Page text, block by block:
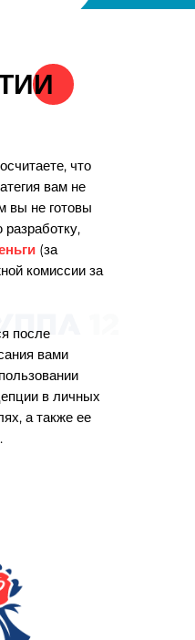
что
вам не
вы не готовы
(за
комиссии за
после
вами
в личных
а также ее